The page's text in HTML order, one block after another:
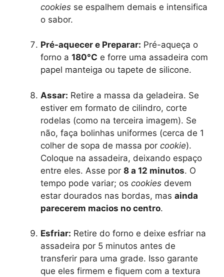
cookies se espalhem demais e intensifica
o sabor.
Pré-aquecer e Preparar: Pré-aqueça o
forno a 180°C e forre uma assadeira com
papel manteiga ou tapete de silicone.
Assar: Retire a massa da geladeira. Se
estiver em formato de cilindro, corte
rodelas (como na terceira imagem). Se
não, faça bolinhas uniformes (cerca de 1
colher de sopa de massa por cookie).
Coloque na assadeira, deixando espaço
entre eles. Asse por 8 a 12 minutos. O
tempo pode variar; os cookies devem
estar dourados nas bordas, mas ainda
parecerem macios no centro.
Esfriar: Retire do forno e deixe esfriar na
assadeira por 5 minutos antes de
transferir para uma grade. Isso garante
que eles firmem e fiquem com a textura